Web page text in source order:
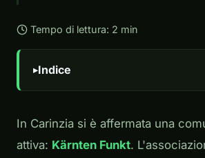
Tempo di lettura: 2 min
Indice
In Carinzia si è affermata una
attiva: Kärnten Funkt.